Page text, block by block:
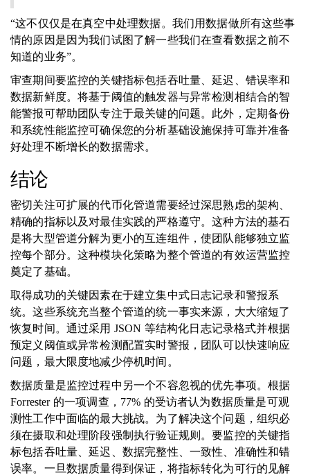
“这不仅仅是在真空中处理数据。我们用数据做所有这些事
情的原因是因为我们试图了解一些我们在查看数据之前不
知道的业务”。
审查期间要监控的关键指标包括吞吐量、延迟、错误率和
数据新鲜度。将基于阈值的触发器与异常检测相结合的智
能警报可帮助团队专注于最关键的问题。此外，定期备份
和系统性能监控可确保您的分析基础设施保持可靠并准备
好处理不断增长的数据需求。
结论
密切关注可扩展的代币化管道需要经过深思熟虑的架构、
精确的指标以及对最佳实践的严格遵守。这种方法的基石
是将大型管道分解为更小的互连组件，使团队能够独立监
控每个部分。这种模块化策略为整个管道的有效运营监控
奠定了基础。
取得成功的关键因素在于建立集中式日志记录和警报系
统。这些系统充当整个管道的统一事实来源，大大缩短了
恢复时间。通过采用 JSON 等结构化日志记录格式并根据
预定义阈值或异常检测配置实时警报，团队可以快速响应
问题，最大限度地减少停机时间。
数据质量是监控过程中另一个不容忽视的优先事项。根据
Forrester 的一项调查，77% 的受访者认为数据质量是可观
测性工作中面临的最大挑战。为了解决这个问题，组织必
须在摄取和处理阶段强制执行验证规则。要监控的关键指
标包括吞吐量、延迟、数据完整性、一致性、准确性和错
误率。一旦数据质量得到保证，将指标转化为可行的见解